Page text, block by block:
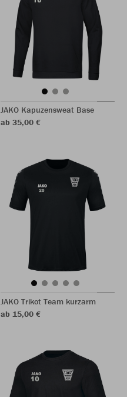
JAKO Kapuzensweat Base
ab 35,00 €
JAKO Trikot Team kurzarm
ab 15,00 €